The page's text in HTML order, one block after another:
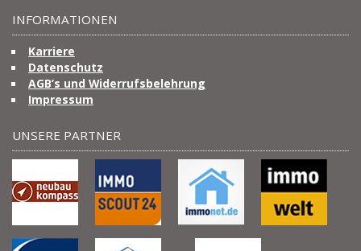
INFORMATIONEN
Karriere
Datenschutz
AGB’s und Widerrufsbelehrung
Impressum
UNSERE PARTNER